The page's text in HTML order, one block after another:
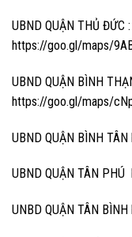
UBND QUẬN THỦ ĐỨC :
https://goo.gl/maps/
UBND QUẬN BÌNH
https://goo.gl/maps/
UBND QUẬN BÌNH
UBND QUẬN TÂN
UNBD QUẬN TÂN